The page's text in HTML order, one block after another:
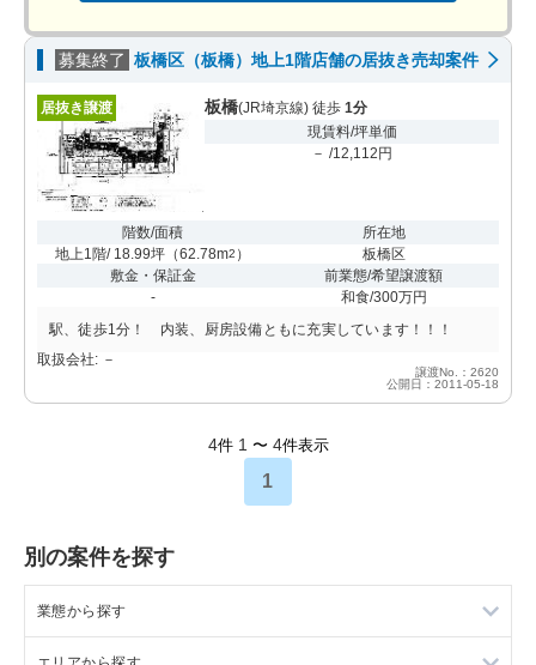
募集終了 板橋区（板橋）地上1階店舗の居抜き売却案件
居抜き譲渡 板橋(JR埼京線) 徒歩 1分
現賃料/坪単価
－ /12,112円
階数/面積
地上1階/ 18.99坪 （62.78m2 ）
所在地
板橋区
敷金・保証金
-
前業態/希望譲渡額
和食/300万円
駅、徒歩1分！ 内装、厨房設備ともに充実しています！！！
取扱会社: －
譲渡No.：2620
公開日：2011-05-18
4件 1 〜 4件表示
1
別の案件を探す
業態から探す